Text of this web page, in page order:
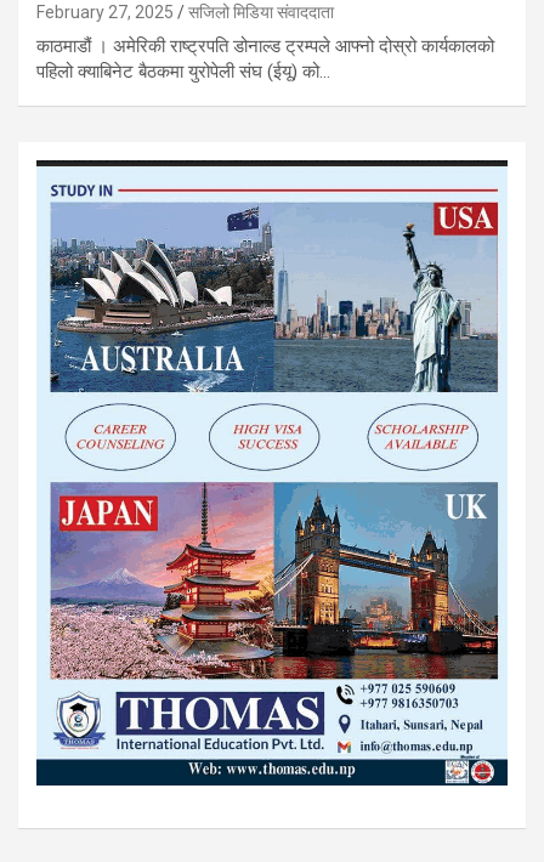
February 27, 2025 सजिलो मिडिया संवाददाता
काठमाडौं । अमेरिकी राष्ट्रपति डोनाल्ड ट्रम्पले आफ्नो दोस्रो कार्यकालको
पहिलो क्याबिनेट बैठकमा युरोपेली संघ (ईयू) को…